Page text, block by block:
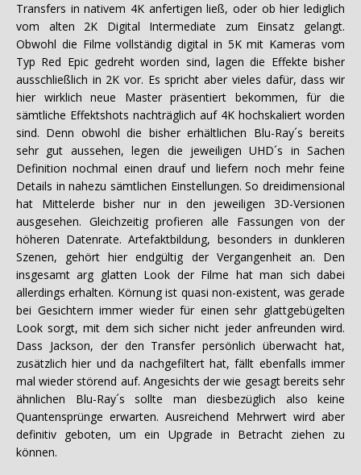
Transfers in nativem 4K anfertigen ließ, oder ob hier lediglich
vom alten 2K Digital Intermediate zum Einsatz gelangt.
Obwohl die Filme vollständig digital in 5K mit Kameras vom
Typ Red Epic gedreht worden sind, lagen die Effekte bisher
ausschließlich in 2K vor. Es spricht aber vieles dafür, dass wir
hier wirklich neue Master präsentiert bekommen, für die
sämtliche Effektshots nachträglich auf 4K hochskaliert worden
sind. Denn obwohl die bisher erhältlichen Blu-Ray´s bereits
sehr gut aussehen, legen die jeweiligen UHD´s in Sachen
Definition nochmal einen drauf und liefern noch mehr feine
Details in nahezu sämtlichen Einstellungen. So dreidimensional
hat Mittelerde bisher nur in den jeweiligen 3D-Versionen
ausgesehen. Gleichzeitig profieren alle Fassungen von der
höheren Datenrate. Artefaktbildung, besonders in dunkleren
Szenen, gehört hier endgültig der Vergangenheit an. Den
insgesamt arg glatten Look der Filme hat man sich dabei
allerdings erhalten. Körnung ist quasi non-existent, was gerade
bei Gesichtern immer wieder für einen sehr glattgebügelten
Look sorgt, mit dem sich sicher nicht jeder anfreunden wird.
Dass Jackson, der den Transfer persönlich überwacht hat,
zusätzlich hier und da nachgefiltert hat, fällt ebenfalls immer
mal wieder störend auf. Angesichts der wie gesagt bereits sehr
ähnlichen Blu-Ray´s sollte man diesbezüglich also keine
Quantensprünge erwarten. Ausreichend Mehrwert wird aber
definitiv geboten, um ein Upgrade in Betracht ziehen zu
können.